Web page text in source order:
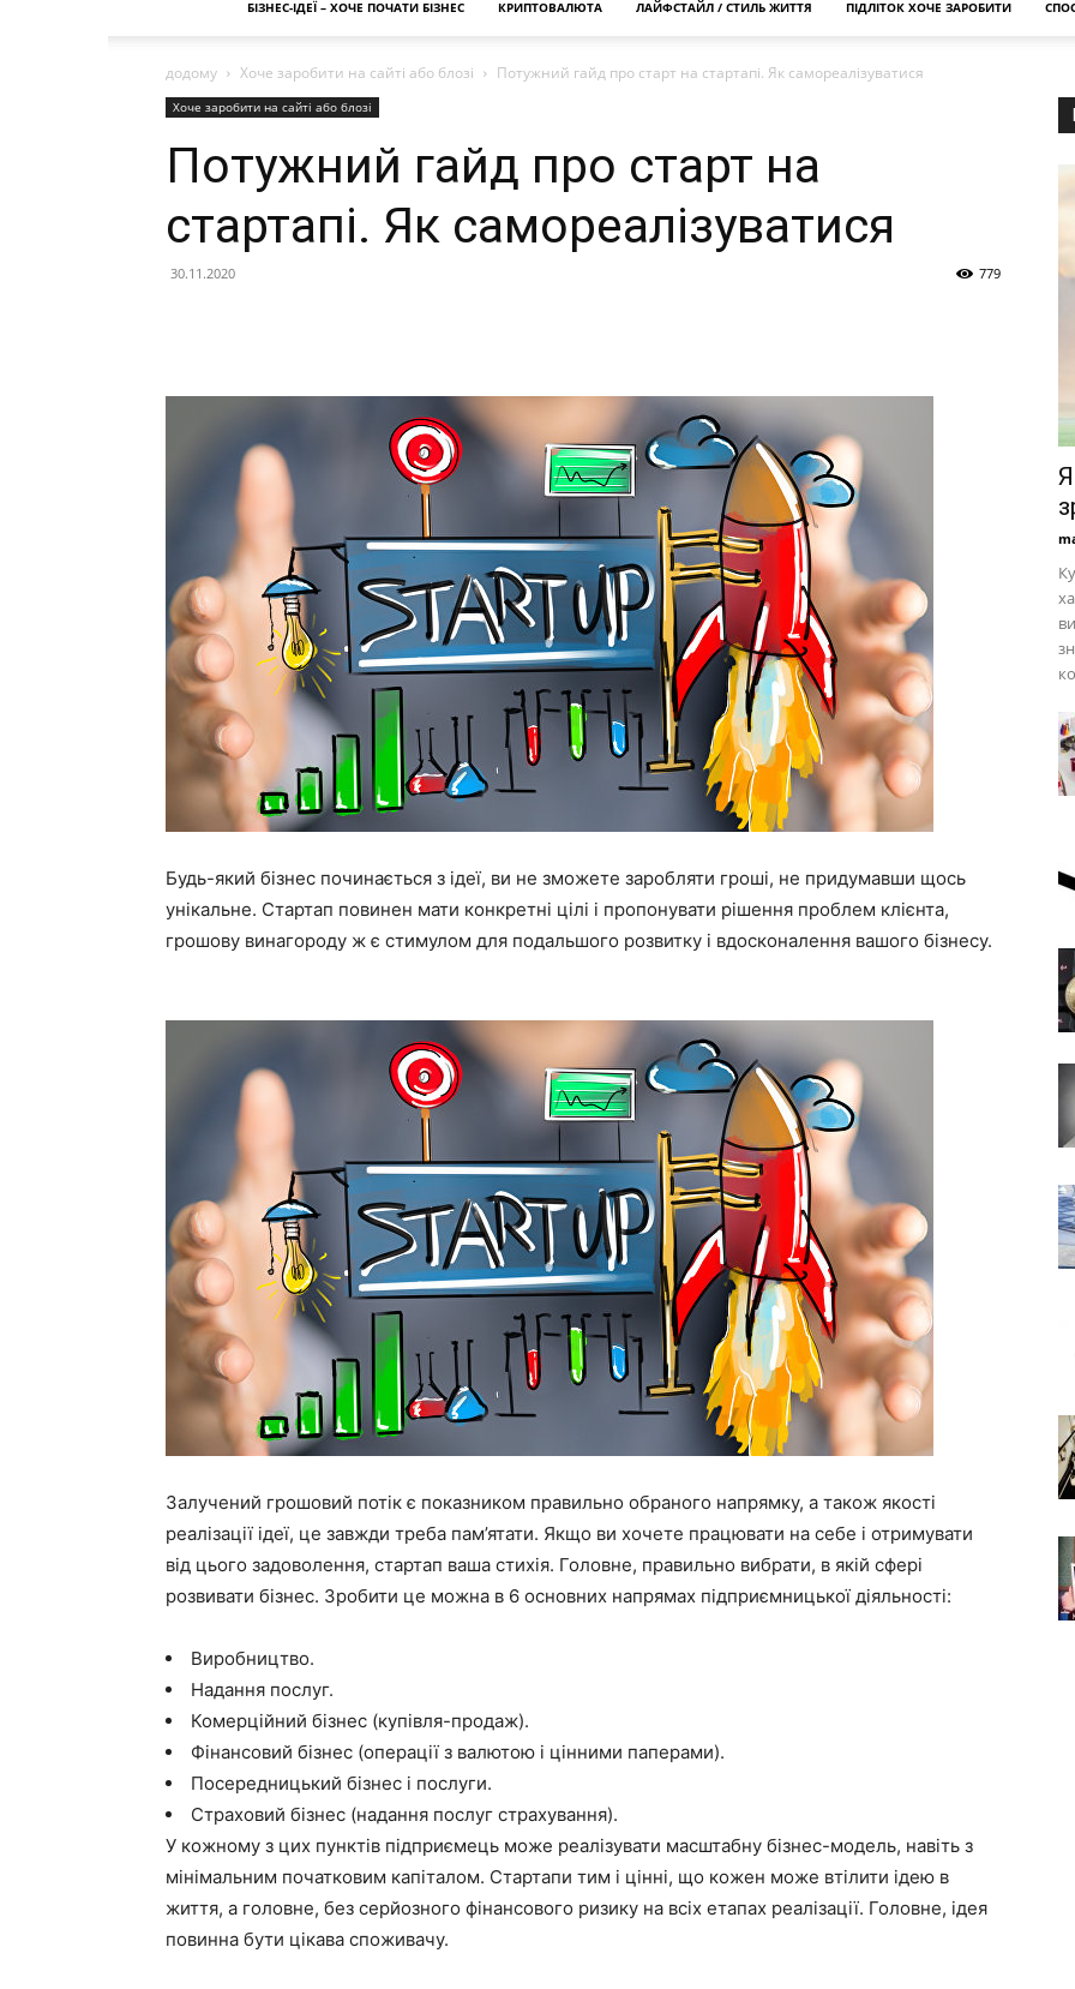
БІЗНЕС-ІДЕЇ – ХОЧЕ ПОЧАТИ БІЗНЕС КРИПТОВАЛЮТА ЛАЙФСТАЙЛ / СТИЛЬ ЖИТТЯ ПІДЛІТОК ХОЧЕ ЗАРОБИТИ
додому Хоче заробити на сайті або блозі Потужний гайд про старт на стартапі. Як самореалізуватися
Хоче заробити на сайті або блозі
Потужний гайд про старт на
стартапі. Як самореалізуватися
30.11.2020 779
Будь-який бізнес починається з ідеї, ви не зможете заробляти гроші, не придумавши щось
унікальне. Стартап повинен мати конкретні цілі і пропонувати рішення проблем клієнта,
грошову винагороду ж є стимулом для подальшого розвитку і вдосконалення вашого бізнесу.
Залучений грошовий потік є показником правильно обраного напрямку, а також якості
реалізації ідеї, це завжди треба пам’ятати. Якщо ви хочете працювати на себе і отримувати
від цього задоволення, стартап ваша стихія. Головне, правильно вибрати, в якій сфері
розвивати бізнес. Зробити це можна в 6 основних напрямах підприємницької діяльності:
Виробництво.
Надання послуг.
Комерційний бізнес (купівля-продаж).
Фінансовий бізнес (операції з валютою і цінними паперами).
Посередницький бізнес і послуги.
Страховий бізнес (надання послуг страхування).
У кожному з цих пунктів підприємець може реалізувати масштабну бізнес-модель, навіть з
мінімальним початковим капіталом. Стартапи тим і цінні, що кожен може втілити ідею в
життя, а головне, без серйозного фінансового ризику на всіх етапах реалізації. Головне, ідея
повинна бути цікава споживачу.